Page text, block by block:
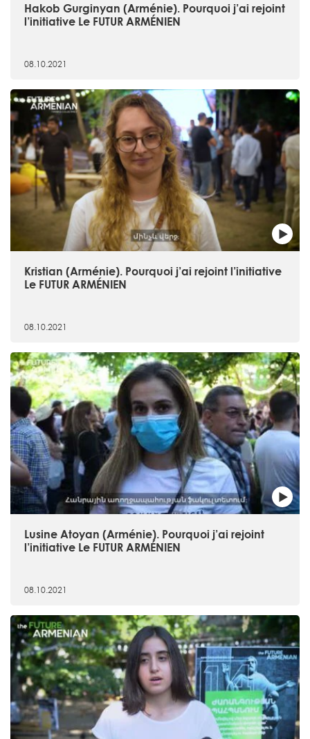
Hakob Gurginyan (Arménie). Pourquoi j’ai rejoint
l’initiative Le FUTUR ARMÉNIEN
08.10.2021
Kristian (Arménie). Pourquoi j’ai rejoint l’initiative
Le FUTUR ARMÉNIEN
08.10.2021
Lusine Atoyan (Arménie). Pourquoi j’ai rejoint
l’initiative Le FUTUR ARMÉNIEN
08.10.2021